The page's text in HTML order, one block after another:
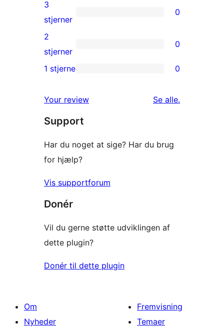
stjernet
anmeldelser
0
3-
stjernet
anmeldelser
3
stjerner
0
0
2-
anmeldelser
2
stjerner
0
stjernet
anmeldelser
1 stjerne 0
Your review Se alleanmeldelser
.
Support
Har du noget at sige? Har du brug
for hjælp?
Vis supportforum
Donér
Vil du gerne støtte udviklingen af
dette plugin?
Donér til dette plugin
Om
Nyheder
Fremvisning
Temaer